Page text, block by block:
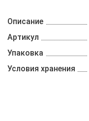
Описание
Артикул
Упаковка
Условия хранения